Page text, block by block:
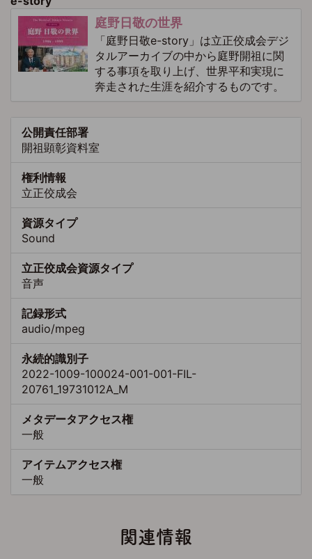
庭野日敬の世界
「庭野日敬e-story」は立正佼成会デジ
タルアーカイブの中から庭野開祖に関
する事項を取り上げ、世界平和実現に
奔走された生涯を紹介するものです。
公開責任部署
開祖顕彰資料室
権利情報
立正佼成会
資源タイプ
Sound
立正佼成会資源タイプ
音声
記録形式
audio/mpeg
永続的識別子
2022-1009-100024-001-001-FIL-
20761_19731012A_M
メタデータアクセス権
一般
アイテムアクセス権
一般
関連情報